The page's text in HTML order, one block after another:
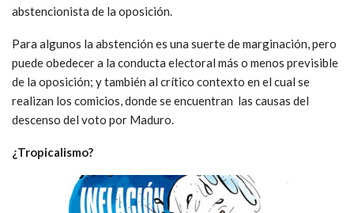
abstencionista de la oposición.
Para algunos la abstención es una suerte de marginación, pero
puede obedecer a la conducta electoral más o menos previsible
de la oposición; y también al crítico contexto en el cual se
realizan los comicios, donde se encuentran las causas del
descenso del voto por Maduro.
¿Tropicalismo?